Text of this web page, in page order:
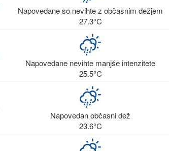
Napovedane so nevihte z občasnim dežjem
27.3°C
Napovedane nevihte manjše intenzitete
25.5°C
Napovedan občasni dež
23.6°C